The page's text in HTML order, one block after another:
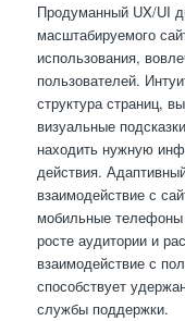
Продуманный UX/UI
масштабируемого
использования,
пользователей.
структура страниц,
визуальные
находить нужную
действия.
взаимодействие с
мобильные
росте аудитории и
взаимодействие с
способствует
службы поддержки.